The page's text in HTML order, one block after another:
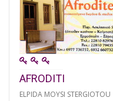
AFRODITI
ELPIDA MOYSI STERGIOTOU